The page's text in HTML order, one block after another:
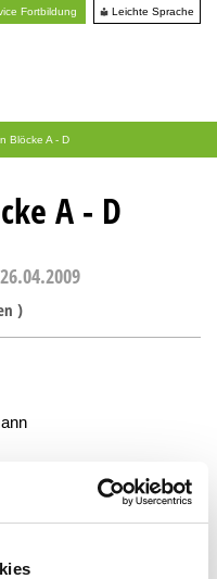
Fortbildung Leichte Sprache
Blöcke A - D
A - D
)